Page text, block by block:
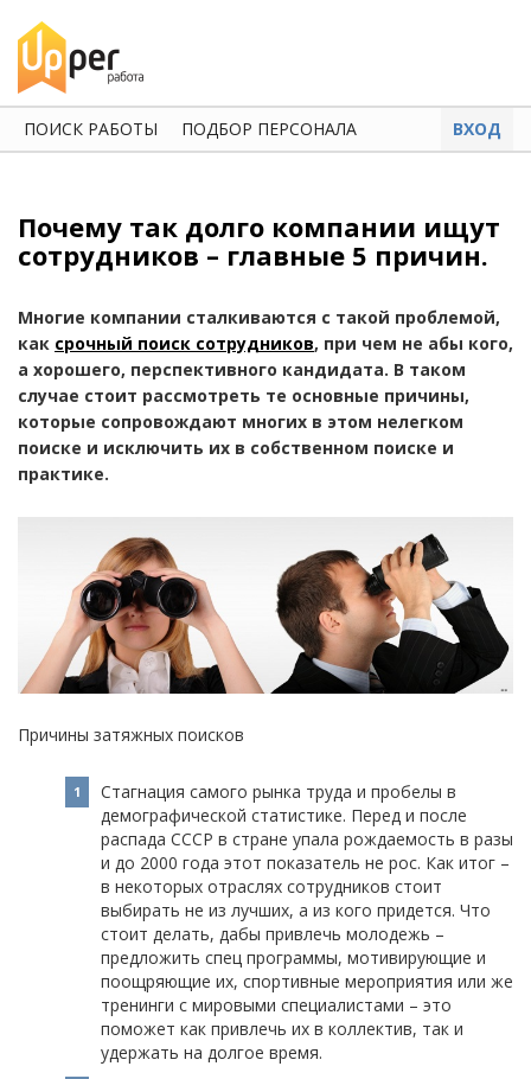
ПОИСК РАБОТЫ ПОДБОР ПЕРСОНАЛА ВХОД
Почему так долго компании ищут
сотрудников – главные 5 причин.
Многие компании сталкиваются с такой проблемой,
как срочный поиск сотрудников, при чем не абы кого,
а хорошего, перспективного кандидата. В таком
случае стоит рассмотреть те основные причины,
которые сопровождают многих в этом нелегком
поиске и исключить их в собственном поиске и
практике.
Причины затяжных поисков
Стагнация самого рынка труда и пробелы в
демографической статистике. Перед и после
распада СССР в стране упала рождаемость в разы
и до 2000 года этот показатель не рос. Как итог –
в некоторых отраслях сотрудников стоит
выбирать не из лучших, а из кого придется. Что
стоит делать, дабы привлечь молодежь –
предложить спец программы, мотивирующие и
поощряющие их, спортивные мероприятия или же
тренинги с мировыми специалистами – это
поможет как привлечь их в коллектив, так и
удержать на долгое время.